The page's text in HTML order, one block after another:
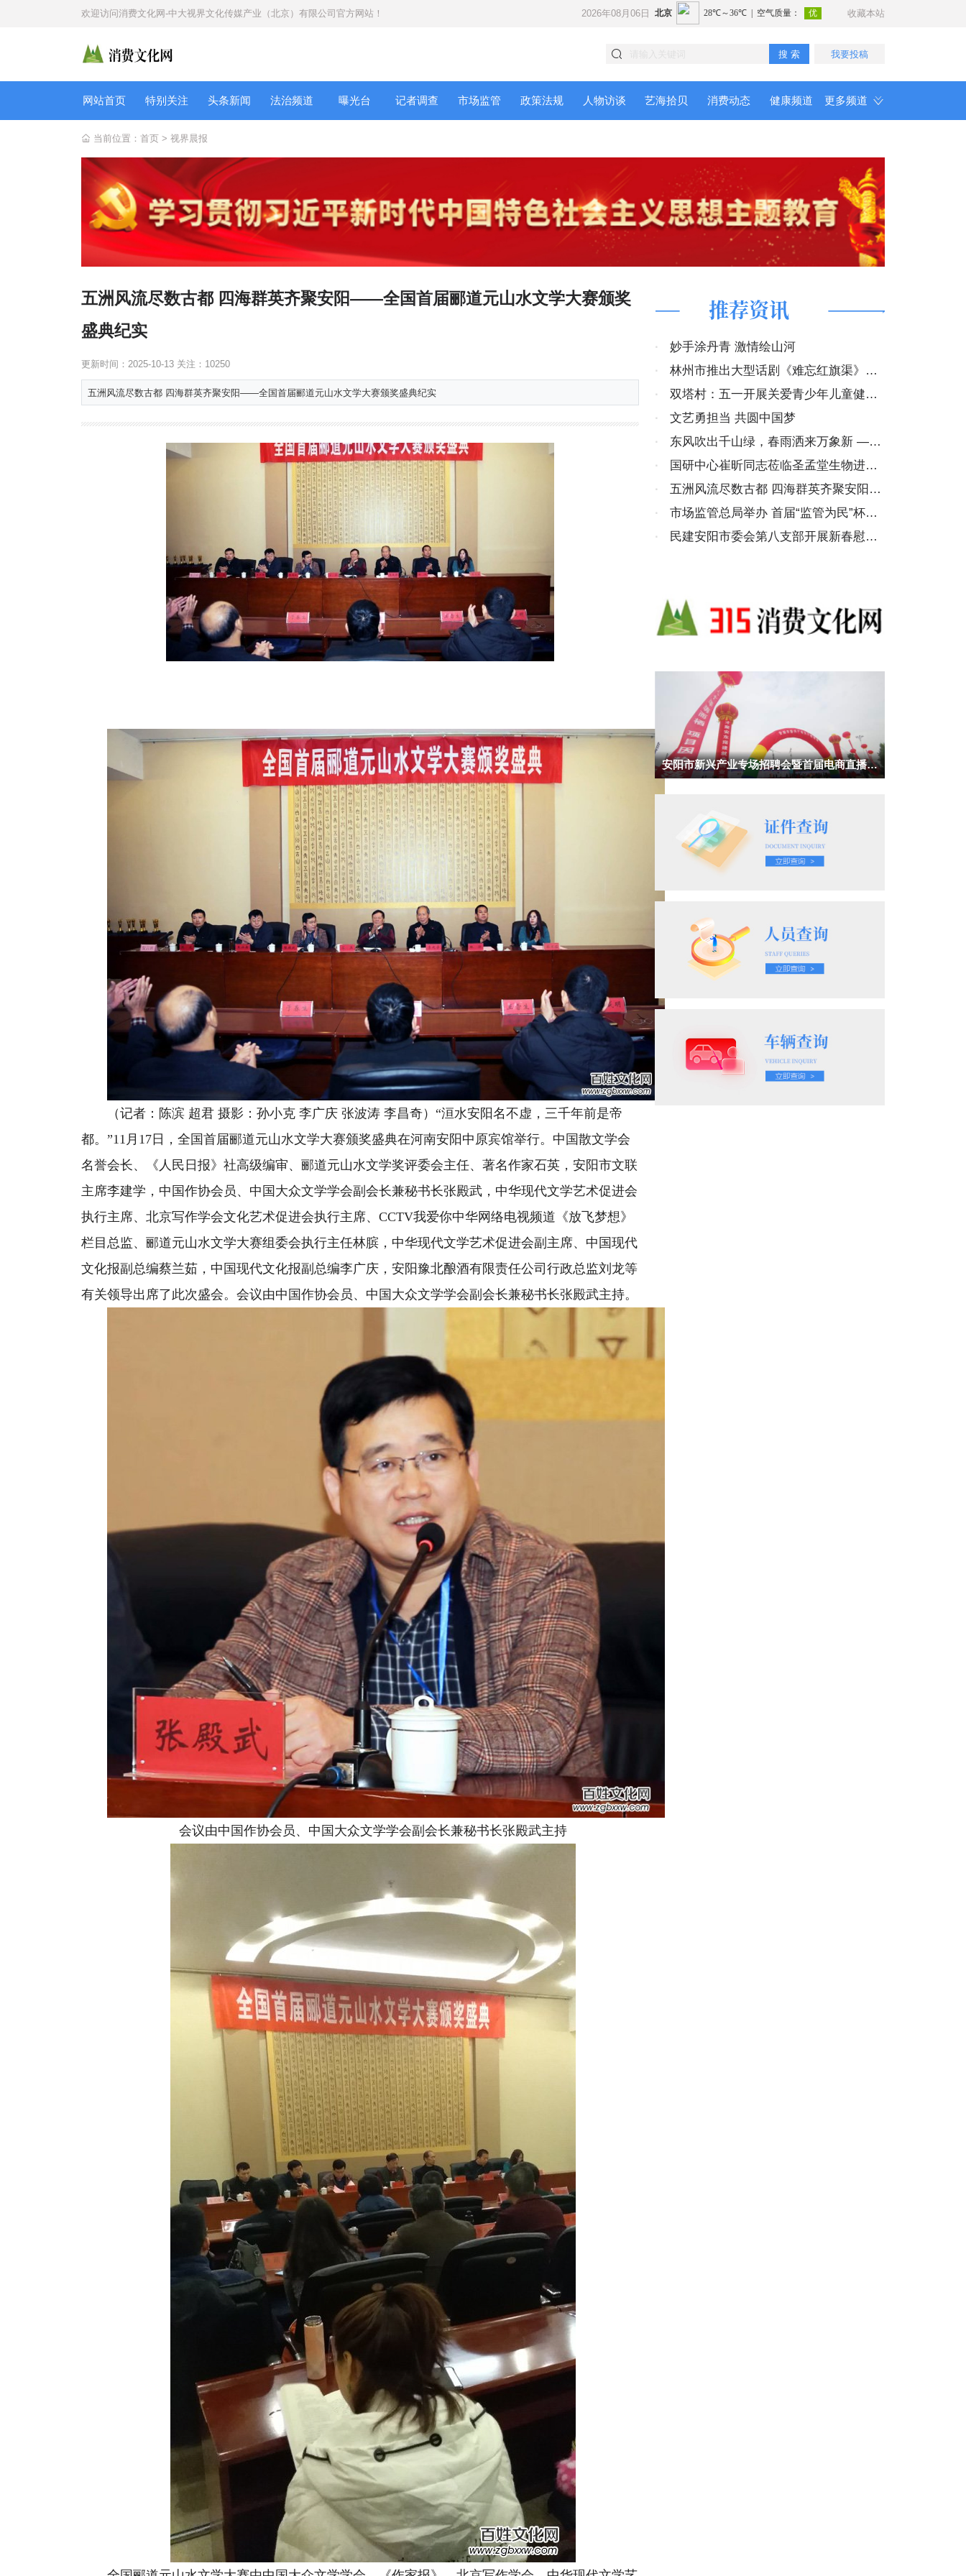
欢迎访问消费文化网-中大视界文化传媒产业（北京）有限公司官方网站！ 2026年08月06日 收藏本站
搜 索 我要投稿
网站首页 特别关注 头条新闻 法治频道 曝光台 记者调查 市场监管 政策法规 人物访谈 艺海拾贝 消费动态 健康频道 更多频道
当前位置： 首页 > 视界晨报
推荐资讯
·
妙手涂丹青 激情绘山河
·
林州市推出大型话剧《难忘红旗渠》英
雄画卷 浩然长歌
·
双塔村：五一开展关爱青少年儿童健康
成长公益活动
·
文艺勇担当 共圆中国梦
·
东风吹出千山绿，春雨洒来万象新 ——
中国大众文化学会名人书画艺术发展委员
会扬帆起航
·
国研中心崔昕同志莅临圣孟堂生物进行
调研
·
五洲风流尽数古都 四海群英齐聚安阳
——全国首届郦道元山水文学大赛颁奖盛
典纪实
·
市场监管总局举办 首届“监管为民”杯广
播体操比赛
·
民建安阳市委会第八支部开展新春慰问
安阳市新兴产业专场招聘会暨首届电商直播文
化节创业推介会举行
五洲风流尽数古都 四海群英齐聚安阳——全国首届郦道元山水文学大赛颁奖
盛典纪实
更新时间：2025-10-13 关注： 10250
五洲风流尽数古都 四海群英齐聚安阳——全国首届郦道元山水文学大赛颁奖盛典纪实
（记者：陈滨 超君 摄影：孙小克 李广庆 张波涛 李昌奇）“洹水安阳名不虚，三千年前是帝
都。”11月17日，全国首届郦道元山水文学大赛颁奖盛典在河南安阳中原宾馆举行。中国散文学会
名誉会长、《人民日报》社高级编审、郦道元山水文学奖评委会主任、著名作家石英，安阳市文联
主席李建学，中国作协会员、中国大众文学学会副会长兼秘书长张殿武，中华现代文学艺术促进会
执行主席、北京写作学会文化艺术促进会执行主席、CCTV我爱你中华网络电视频道《放飞梦想》
栏目总监、郦道元山水文学大赛组委会执行主任林膑，中华现代文学艺术促进会副主席、中国现代
文化报副总编蔡兰茹，中国现代文化报副总编李广庆，安阳豫北酿酒有限责任公司行政总监刘龙等
有关领导出席了此次盛会。会议由中国作协会员、中国大众文学学会副会长兼秘书长张殿武主持。
会议由中国作协会员、中国大众文学学会副会长兼秘书长张殿武主持